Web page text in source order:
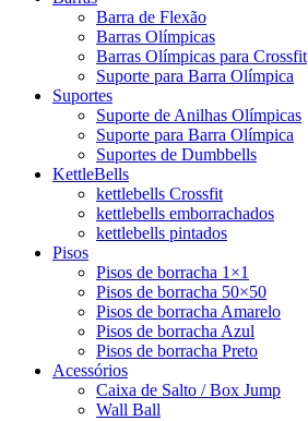
Barra de Flexão
Barras Olímpicas
Barras Olímpicas para Crossfit
Suporte para Barra Olímpica
Suportes
Suporte de Anilhas Olímpicas
Suporte para Barra Olímpica
Suportes de Dumbbells
KettleBells
kettlebells Crossfit
kettlebells emborrachados
kettlebells pintados
Pisos
Pisos de borracha 1×1
Pisos de borracha 50×50
Pisos de borracha Amarelo
Pisos de borracha Azul
Pisos de borracha Preto
Acessórios
Caixa de Salto / Box Jump
Wall Ball